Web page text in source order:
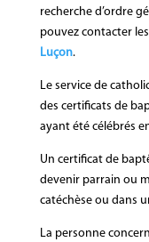
recherche d’ordre
pouvez contacter les
Luçon.
Le service de
des certificats de
ayant été célébrés
Un certificat de
devenir parrain ou
catéchèse ou dans
La personne